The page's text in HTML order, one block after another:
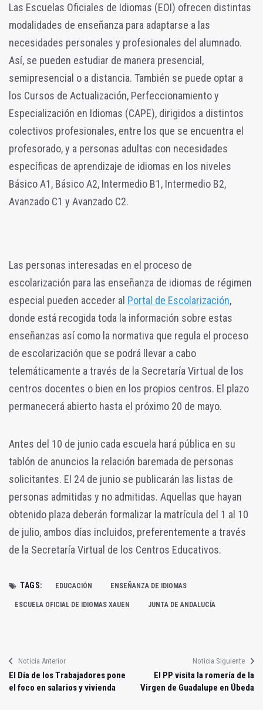
Las Escuelas Oficiales de Idiomas (EOI) ofrecen distintas
modalidades de enseñanza para adaptarse a las
necesidades personales y profesionales del alumnado.
Así, se pueden estudiar de manera presencial,
semipresencial o a distancia. También se puede optar a
los Cursos de Actualización, Perfeccionamiento y
Especialización en Idiomas (CAPE), dirigidos a distintos
colectivos profesionales, entre los que se encuentra el
profesorado, y a personas adultas con necesidades
específicas de aprendizaje de idiomas en los niveles
Básico A1, Básico A2, Intermedio B1, Intermedio B2,
Avanzado C1 y Avanzado C2.
Las personas interesadas en el proceso de
escolarización para las enseñanza de idiomas de régimen
especial pueden acceder al Portal de Escolarización,
donde está recogida toda la información sobre estas
enseñanzas así como la normativa que regula el proceso
de escolarización que se podrá llevar a cabo
telemáticamente a través de la Secretaría Virtual de los
centros docentes o bien en los propios centros. El plazo
permanecerá abierto hasta el próximo 20 de mayo.
Antes del 10 de junio cada escuela hará pública en su
tablón de anuncios la relación baremada de personas
solicitantes. El 24 de junio se publicarán las listas de
personas admitidas y no admitidas. Aquellas que hayan
obtenido plaza deberán formalizar la matrícula del 1 al 10
de julio, ambos días incluidos, preferentemente a través
de la Secretaría Virtual de los Centros Educativos.
TAGS: EDUCACIÓN ENSEÑANZA DE IDIOMAS
ESCUELA OFICIAL DE IDIOMAS XAUEN JUNTA DE ANDALUCÍA
Noticia Anterior
El Día de los Trabajadores pone
el foco en salarios y vivienda
Noticia Siguiente
El PP visita la romería de la
Virgen de Guadalupe en Úbeda